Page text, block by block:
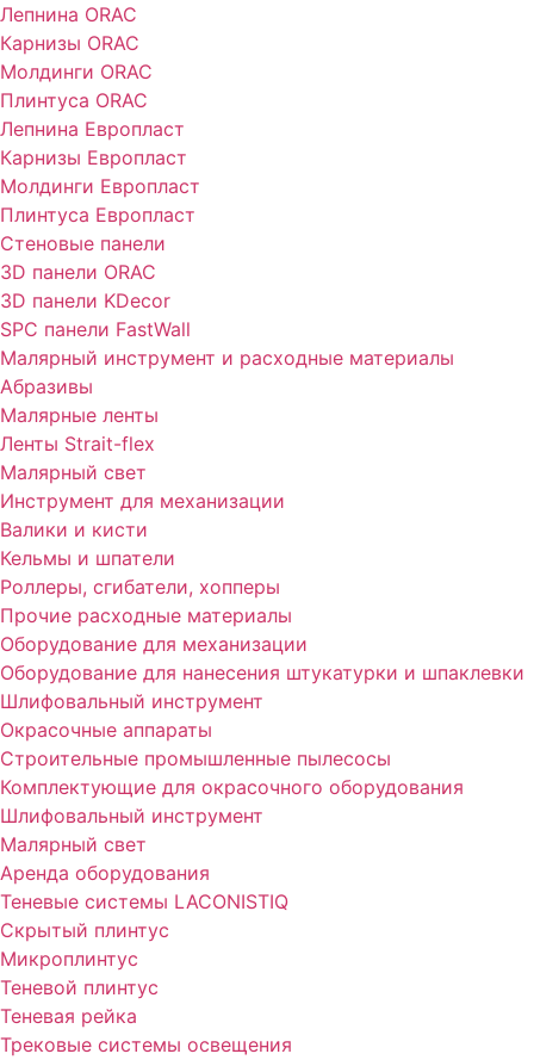
Лепнина ORAC
Карнизы ORAC
Молдинги ORAC
Плинтуса ORAC
Лепнина Европласт
Карнизы Европласт
Молдинги Европласт
Плинтуса Европласт
Стеновые панели
3D панели ORAC
3D панели KDecor
SPC панели FastWall
Малярный инструмент и расходные материалы
Абразивы
Малярные ленты
Ленты Strait-flex
Малярный свет
Инструмент для механизации
Валики и кисти
Кельмы и шпатели
Роллеры, сгибатели, хопперы
Прочие расходные материалы
Оборудование для механизации
Оборудование для нанесения штукатурки и шпаклевки
Шлифовальный инструмент
Окрасочные аппараты
Строительные промышленные пылесосы
Комплектующие для окрасочного оборудования
Шлифовальный инструмент
Малярный свет
Аренда оборудования
Теневые системы LACONISTIQ
Скрытый плинтус
Микроплинтус
Теневой плинтус
Теневая рейка
Трековые системы освещения